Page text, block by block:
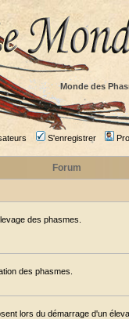
Monde des
S'enregistrer
Forum
des phasmes.
des phasmes.
lors du démarrage d'un